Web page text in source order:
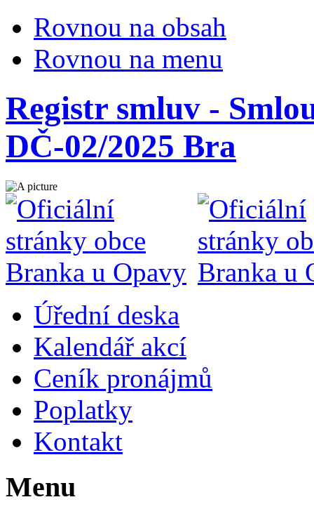
Rovnou na obsah
Rovnou na menu
Registr smluv -
DČ-02/2025 Bra
Úřední deska
Kalendář akcí
Ceník pronájmů
Poplatky
Kontakt
Menu